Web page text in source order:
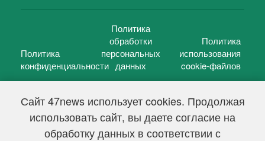
Сайт 47news использует cookies. Продолжая
использовать сайт, вы даете согласие на
обработку данных в соответствии с
Политика
конфиденциальности
Политика
обработки
персональных
данных
Политика
использования
cookie-файлов
47 новостей (47 news)2005 — 2026 г.
Свидетельство о регистрации СМИ Эл № ФС 77-39848, выдано